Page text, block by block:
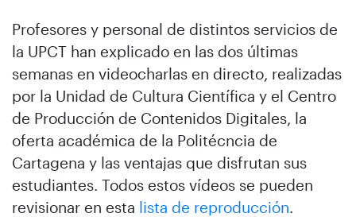
Profesores y personal de distintos servicios de
la UPCT han explicado en las dos últimas
semanas en videocharlas en directo, realizadas
por la Unidad de Cultura Científica y el Centro
de Producción de Contenidos Digitales, la
oferta académica de la Politécncia de
Cartagena y las ventajas que disfrutan sus
estudiantes. Todos estos vídeos se pueden
revisionar en esta lista de reproducción.